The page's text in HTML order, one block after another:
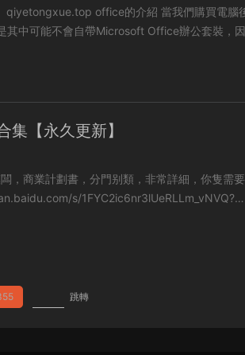
介紹 當我們購買電腦後，會
其中可能不會自帶Microsoft Office辦公套裝，
集【永久更新】
，商業計劃書，分門别類，非常詳細，你隻需
跳轉